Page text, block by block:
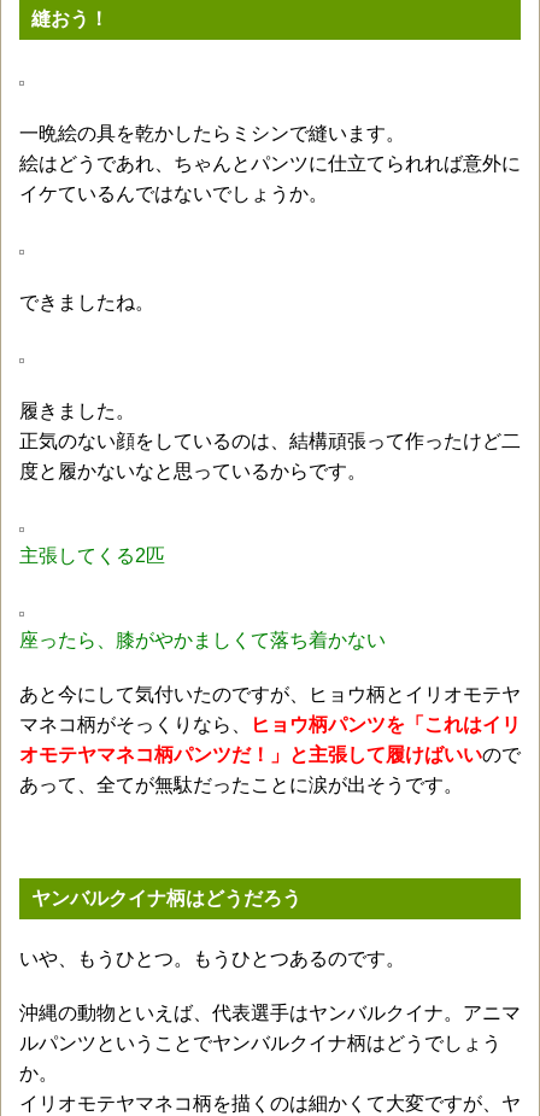
縫おう！
一晩絵の具を乾かしたらミシンで縫います。
絵はどうであれ、ちゃんとパンツに仕立てられれば意外に
イケているんではないでしょうか。
できましたね。
履きました。
正気のない顔をしているのは、結構頑張って作ったけど二
度と履かないなと思っているからです。
主張してくる2匹
座ったら、膝がやかましくて落ち着かない
あと今にして気付いたのですが、ヒョウ柄とイリオモテヤ
マネコ柄がそっくりなら、
ヒョウ柄パンツを「これはイリ
オモテヤマネコ柄パンツだ！」と主張して履けばいいので
あって、全てが無駄だったことに涙が出そうです。
ヤンバルクイナ柄はどうだろう
いや、もうひとつ。もうひとつあるのです。
沖縄の動物といえば、代表選手はヤンバルクイナ。アニマ
ルパンツということでヤンバルクイナ柄はどうでしょう
か。
イリオモテヤマネコ柄を描くのは細かくて大変ですが、ヤ